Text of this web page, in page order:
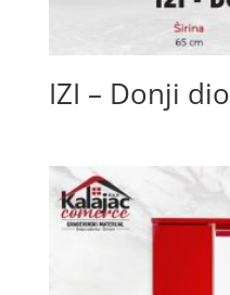
IZI – Donji dio